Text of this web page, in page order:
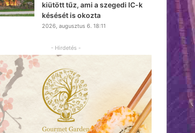
kiütött tűz, ami a szegedi IC-k
késését is okozta
2026, augusztus 6. 18:11
- Hirdetés -